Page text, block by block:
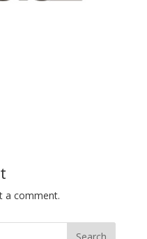
a comment.